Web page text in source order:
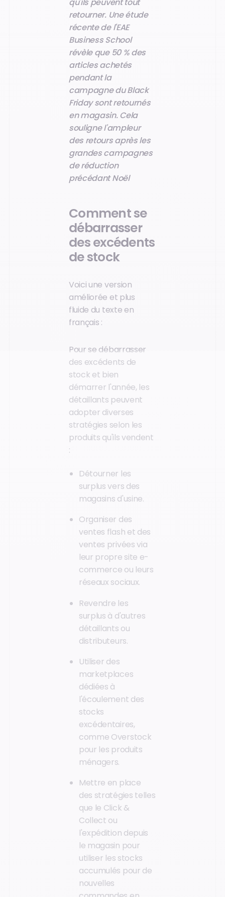
qu'ils peuvent tout
retourner. Une étude
récente de l'EAE
Business School
révèle que 50 % des
articles achetés
pendant la
campagne du Black
Friday sont retournés
en magasin. Cela
souligne l'ampleur
des retours après les
grandes campagnes
de réduction
précédant Noël
Comment se
débarrasser
des excédents
de stock
Voici une version
améliorée et plus
fluide du texte en
français :
Pour se débarrasser
des excédents de
stock et bien
démarrer l'année, les
détaillants peuvent
adopter diverses
stratégies selon les
produits qu'ils vendent
:
Détourner les
surplus vers des
magasins d'usine.
Organiser des
ventes flash et des
ventes privées via
leur propre site e-
commerce ou leurs
réseaux sociaux.
Revendre les
surplus à d'autres
détaillants ou
distributeurs.
Utiliser des
marketplaces
dédiées à
l'écoulement des
stocks
excédentaires,
comme Overstock
pour les produits
ménagers.
Mettre en place
des stratégies telles
que le Click &
Collect ou
l'expédition depuis
le magasin pour
utiliser les stocks
accumulés pour de
nouvelles